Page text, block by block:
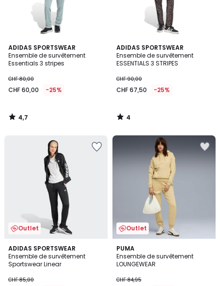
ADIDAS SPORTSWEAR
Ensemble de survêtement
Essentials 3 stripes
CHF 80,00
CHF 60,00 -25%
4,7
/ 5
4,7
/
ADIDAS SPORTSWEAR
Ensemble de survêtement
ESSENTIALS 3 STRIPES
CHF 90,00
CHF 67,50 -25%
4
/
5
4
/
Outlet
ADIDAS SPORTSWEAR
Ensemble de survêtement
Sportswear Linear
CHF 85,00
4,6
/ 5
Outlet
PUMA
Ensemble de survêtement
LOUNGEWEAR
CHF 84,95
2,5
/ 5